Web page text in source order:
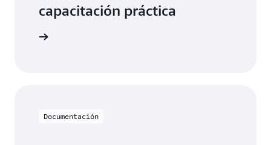
capacitación práctica
Documentación